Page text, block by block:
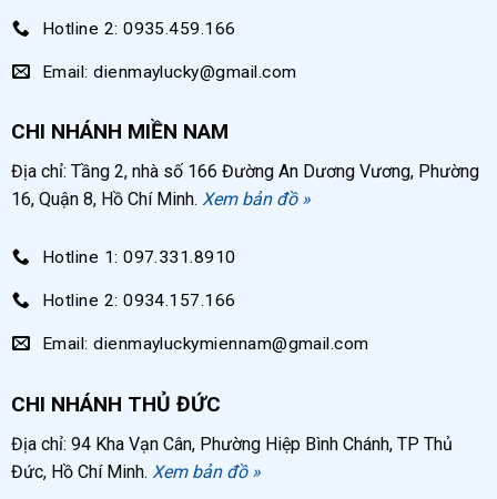
dụng khí nén khác nhau.
Piston được bôi trơn bởi dầu thủy lực thủy giảm
ma sát khi nén khí, vừa tản nhiệt đầu nén nhanh
chóng, từ đó tăng độ bền của đầu nén.
bình chứa và tự bật khi khí nén hết giúp máy có
Hotline 2: 0935.459.166
Email: dienmaylucky@gmail.com
CHI NHÁNH MIỀN NAM
Địa chỉ: Tầng 2, nhà số 166 Đường An Dương Vương, Phường
16, Quận 8, Hồ Chí Minh. Xem bản đồ »
Hotline 1: 097.331.8910
Hotline 2: 0934.157.166
Email: dienmayluckymiennam@gmail.com
CHI NHÁNH THỦ ĐỨC
Địa chỉ: 94 Kha Vạn Cân, Phường Hiệp Bình Chánh, TP Thủ
Đức, Hồ Chí Minh. Xem bản đồ »